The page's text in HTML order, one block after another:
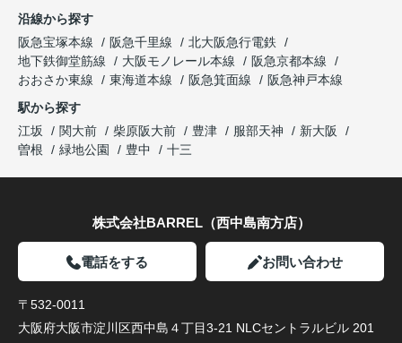
沿線から探す
阪急宝塚本線
阪急千里線
北大阪急行電鉄
地下鉄御堂筋線
大阪モノレール本線
阪急京都本線
おおさか東線
東海道本線 阪急箕面線
阪急神戸本線
駅から探す
江坂
関大前 柴原阪大前 豊津 服部天神
新大阪
曽根
緑地公園 豊中 十三
株式会社BARREL（西中島南方店）
電話をする お問い合わせ
〒532-0011
大阪府大阪市淀川区西中島４丁目3-21 NLCセントラルビル 201